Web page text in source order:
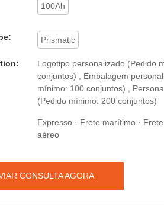
100Ah
Prismatic
Logotipo personalizado (Pedido
conjuntos) , Embalagem
mínimo: 100 conjuntos) ,
(Pedido mínimo: 200 conjuntos)
Expresso · Frete marítimo ·
aéreo
CONSULTA AGORA